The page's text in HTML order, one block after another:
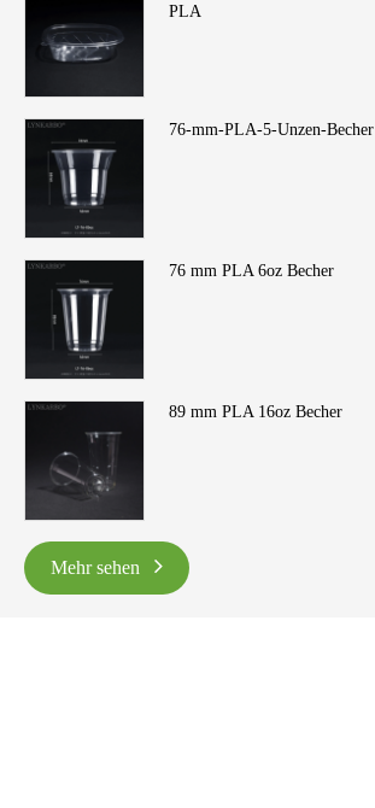
PLA
76-mm-PLA-5-Unzen-Becher
76 mm PLA 6oz Becher
89 mm PLA 16oz Becher
Mehr sehen